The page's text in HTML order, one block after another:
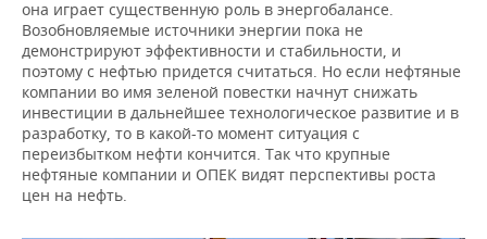
она играет существенную роль в энергобалансе.
Возобновляемые источники энергии пока не
демонстрируют эффективности и стабильности, и
поэтому с нефтью придется считаться. Но если нефтяные
компании во имя зеленой повестки начнут снижать
инвестиции в дальнейшее технологическое развитие и в
разработку, то в какой-то момент ситуация с
переизбытком нефти кончится. Так что крупные
нефтяные компании и ОПЕК видят перспективы роста
цен на нефть.